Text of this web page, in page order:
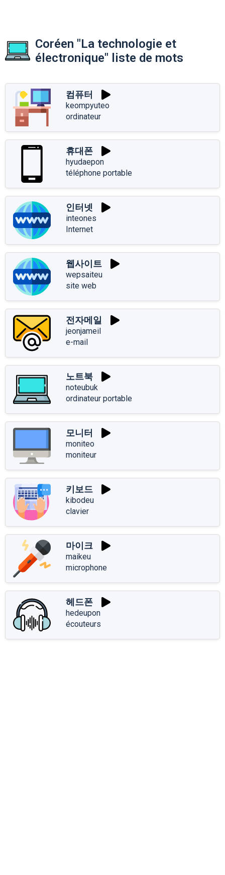
Coréen "La technologie et
électronique" liste de mots
컴퓨터
keompyuteo
ordinateur
휴대폰
hyudaepon
téléphone portable
인터넷
inteones
Internet
웹사이트
wepsaiteu
site web
전자메일
jeonjameil
e-mail
노트북
noteubuk
ordinateur portable
모니터
moniteo
moniteur
키보드
kibodeu
clavier
마이크
maikeu
microphone
헤드폰
hedeupon
écouteurs